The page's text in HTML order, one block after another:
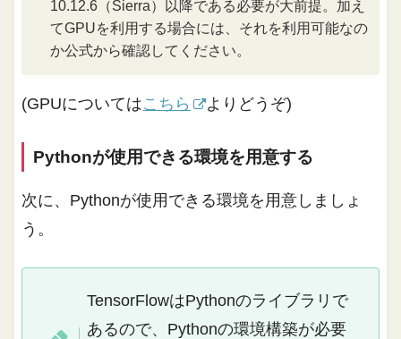
10.12.6（Sierra）以降である必要が大前提。加え
てGPUを利用する場合には、それを利用可能なの
か公式から確認してください。
(GPUについてはこちら よりどうぞ)
Pythonが使用できる環境を用意する
次に、Pythonが使用できる環境を用意しましょ
う。
TensorFlowはPythonのライブラリで
あるので、Pythonの環境構築が必要